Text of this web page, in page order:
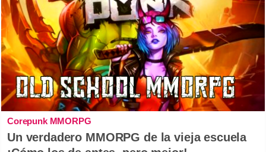
Corepunk MMORPG
Un verdadero MMORPG de la vieja escuela